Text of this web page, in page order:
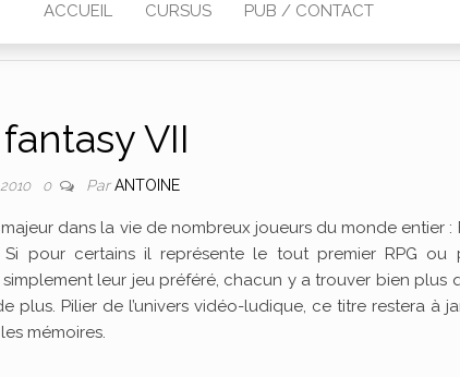
ACCUEIL CURSUS PUB / CONTACT
VII
0 ParANTOINE
dans la vie de nombreux joueurs du monde entier :
Si pour certains il représente le tout premier RPG ou
simplement leur jeu préféré, chacun y a trouver bien plus
plus. Pilier de l’univers vidéo-ludique, ce titre restera à
mémoires.